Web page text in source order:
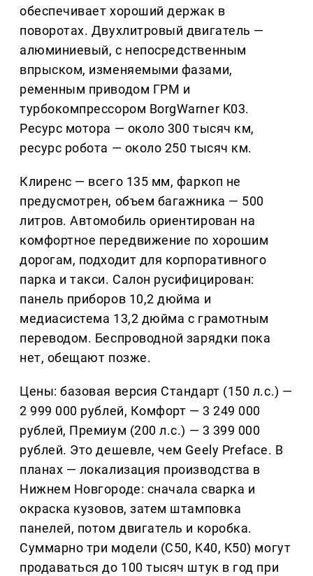
обеспечивает хороший держак в
поворотах. Двухлитровый двигатель —
алюминиевый, с непосредственным
впрыском, изменяемыми фазами,
ременным приводом ГРМ и
турбокомпрессором BorgWarner K03.
Ресурс мотора — около 300 тысяч км,
ресурс робота — около 250 тысяч км.
Клиренс — всего 135 мм, фаркоп не
предусмотрен, объем багажника — 500
литров. Автомобиль ориентирован на
комфортное передвижение по хорошим
дорогам, подходит для корпоративного
парка и такси. Салон русифицирован:
панель приборов 10,2 дюйма и
медиасистема 13,2 дюйма с грамотным
переводом. Беспроводной зарядки пока
нет, обещают позже.
Цены: базовая версия Стандарт (150 л.с.) —
2 999 000 рублей, Комфорт — 3 249 000
рублей, Премиум (200 л.с.) — 3 399 000
рублей. Это дешевле, чем Geely Preface. В
планах — локализация производства в
Нижнем Новгороде: сначала сварка и
окраска кузовов, затем штамповка
панелей, потом двигатель и коробка.
Суммарно три модели (C50, K40, K50) могут
продаваться до 100 тысяч штук в год при